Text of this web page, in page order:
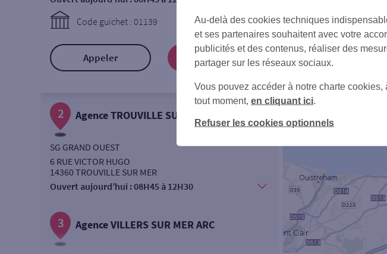
Code guichet : 01139
Appeler Prendre RDV
2 Agence TROUVILLE SUR MER
SG GRAND OUEST
6 RUE VICTOR HUGO
14360 TROUVILLE SUR MER
Ouvert aujourd’hui :08H45 à 12H30
3 Agence VILLERS SUR MER ARC
Au-delà des cookies techniques
et ses partenaires souhaitent avec votre
publicités et des contenus, réaliser des
partager sur les réseaux sociaux.
Vous pouvez accéder à notre charte
tout moment, en cliquant ici.
Refuser les cookies optionnels